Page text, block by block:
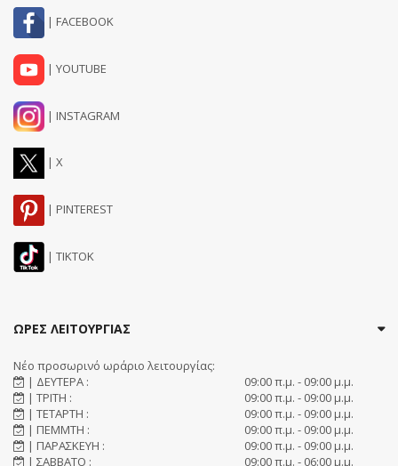
| FACEBOOK
| YOUTUBE
| INSTAGRAM
| X
| PINTEREST
| TIKTOK
ΩΡΕΣ ΛΕΙΤΟΥΡΓΙΑΣ
Νέο προσωρινό ωράριο λειτουργίας:
| ΔΕΥΤΕΡΑ :
09:00 π.μ. - 09:00 μ.μ.
| ΤΡΙΤΗ :
09:00 π.μ. - 09:00 μ.μ.
| ΤΕΤΑΡΤΗ :
09:00 π.μ. - 09:00 μ.μ.
| ΠΕΜΜΤΗ :
09:00 π.μ. - 09:00 μ.μ.
| ΠΑΡΑΣΚΕΥΗ :
09:00 π.μ. - 09:00 μ.μ.
| ΣΑΒΒΑΤΟ :
09:00 π.μ. - 06:00 μ.μ.